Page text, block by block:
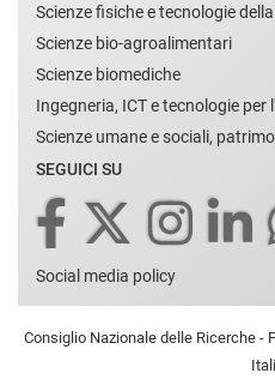
Scienze fisiche e tecnologie
Scienze bio-agroalimentari
Scienze biomediche
Ingegneria, ICT e tecnologie per
Scienze umane e sociali,
SEGUICI SU
Social media policy
Consiglio Nazionale delle Ricerche -